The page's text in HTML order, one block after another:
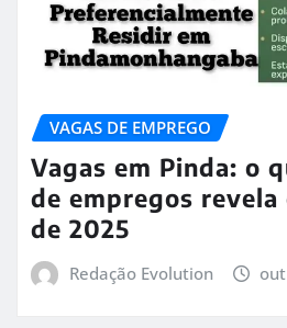
VAGAS DE EMPREGO
Vagas em Pinda: o
de empregos
de 2025
Redação Evolution